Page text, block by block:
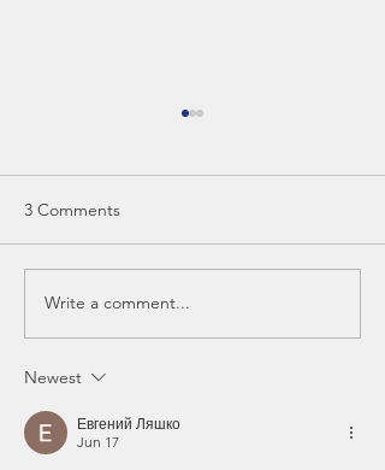
Construction Complete
on New Ambulatory
Lafayette, Louisiana
3 Comments
Write a comment...
Newest
Евгений Ляшко
Jun 17